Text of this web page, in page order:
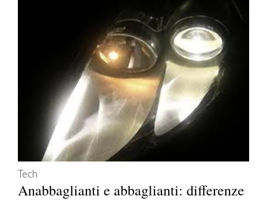
Tech
Anabbaglianti e abbaglianti: differenze